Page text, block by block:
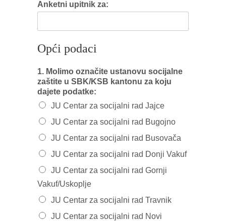
Anketni upitnik za:
Opći podaci
1. Molimo označite ustanovu socijalne
zaštite u SBK/KSB kantonu za koju
dajete podatke:
JU Centar za socijalni rad Jajce
JU Centar za socijalni rad Bugojno
JU Centar za socijalni rad Busovača
JU Centar za socijalni rad Donji Vakuf
JU Centar za socijalni rad Gornji
Vakuf/Uskoplje
JU Centar za socijalni rad Travnik
JU Centar za socijalni rad Novi